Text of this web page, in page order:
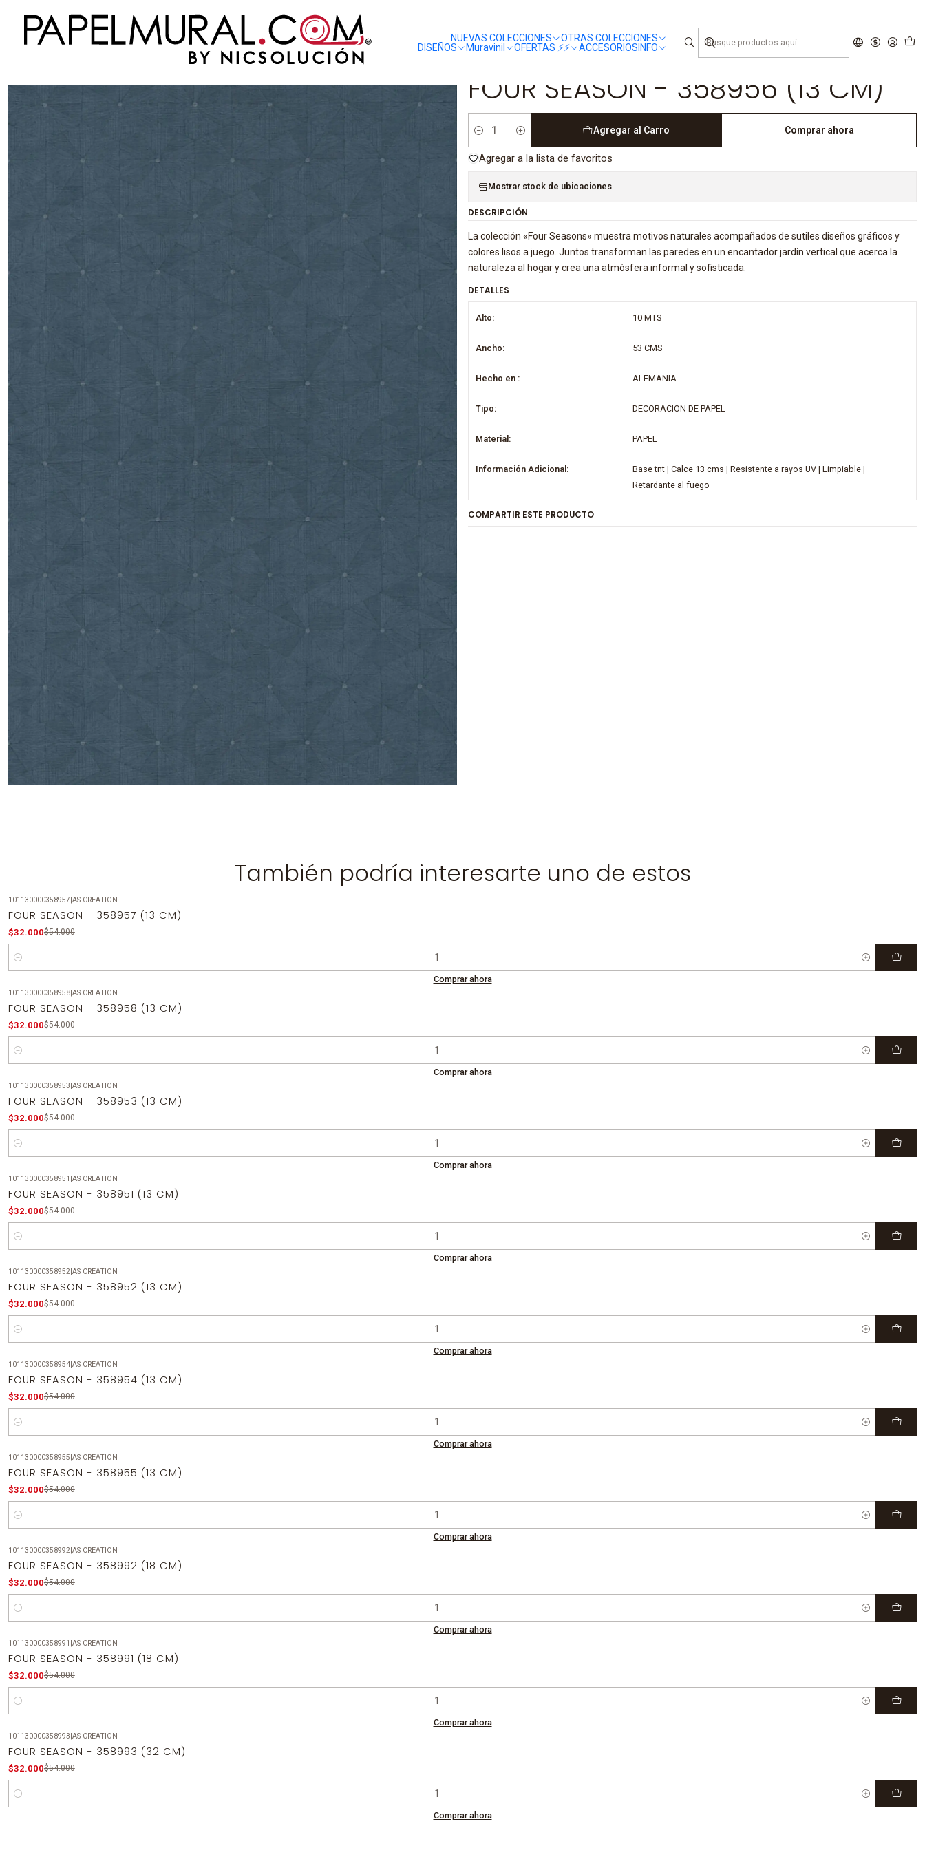
NUEVAS COLECCIONES
OTRAS COLECCIONES
DISEÑOS
Muravinil OFERTAS ⚡️⚡️ ACCESORIOSINFO
Inicio PAPEL MURAL OTRAS COLECCIONES CLASICO FOUR SEASON FOUR SEASON - 358956 (13 CM)
FOUR SEASON - 358956 (13 CM)
Cantidad
Agregar al Carro Comprar ahora
Agregar a la lista de favoritos
Mostrar stock de ubicaciones
DESCRIPCIÓN
La colección «Four Seasons» muestra motivos naturales acompañados de sutiles diseños gráficos y
colores lisos a juego. Juntos transforman las paredes en un encantador jardín vertical que acerca la
naturaleza al hogar y crea una atmósfera informal y sofisticada.
DETALLES
Alto: 10 MTS
Ancho: 53 CMS
Hecho en : ALEMANIA
Tipo: DECORACION DE PAPEL
Material: PAPEL
Información Adicional:
Base tnt | Calce 13 cms | Resistente a rayos UV | Limpiable |
Retardante al fuego
COMPARTIR ESTE PRODUCTO
También podría interesarte uno de estos
101130000358957|AS CREATION
FOUR SEASON - 358957 (13 CM)
$32.000$54.000
Cantidad
Comprar ahora
101130000358958|AS CREATION
FOUR SEASON - 358958 (13 CM)
$32.000$54.000
Cantidad
Comprar ahora
101130000358953|AS CREATION
FOUR SEASON - 358953 (13 CM)
$32.000$54.000
Cantidad
Comprar ahora
101130000358951 |AS CREATION
FOUR SEASON - 358951 (13 CM)
$32.000$54.000
Cantidad
Comprar ahora
101130000358952|AS CREATION
FOUR SEASON - 358952 (13 CM)
$32.000$54.000
Cantidad
Comprar ahora
101130000358954|AS CREATION
FOUR SEASON - 358954 (13 CM)
$32.000$54.000
Cantidad
Comprar ahora
101130000358955|AS CREATION
FOUR SEASON - 358955 (13 CM)
$32.000$54.000
Cantidad
Comprar ahora
101130000358992|AS CREATION
FOUR SEASON - 358992 (18 CM)
$32.000$54.000
Cantidad
Comprar ahora
101130000358991 |AS CREATION
FOUR SEASON - 358991 (18 CM)
$32.000$54.000
Cantidad
Comprar ahora
101130000358993|AS CREATION
FOUR SEASON - 358993 (32 CM)
$32.000$54.000
Cantidad
Comprar ahora